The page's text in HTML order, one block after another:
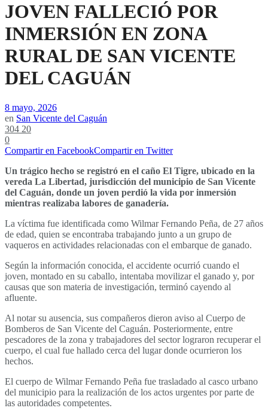
JOVEN FALLECIÓ POR
INMERSIÓN EN ZONA
RURAL DE SAN VICENTE
DEL CAGUÁN
8 mayo, 2026
en San Vicente del Caguán
304 20
0
Compartir en FacebookCompartir en Twitter
Un trágico hecho se registró en el caño El Tigre, ubicado en la
vereda La Libertad, jurisdicción del municipio de San Vicente
del Caguán, donde un joven perdió la vida por inmersión
mientras realizaba labores de ganadería.
La víctima fue identificada como Wilmar Fernando Peña, de 27 años
de edad, quien se encontraba trabajando junto a un grupo de
vaqueros en actividades relacionadas con el embarque de ganado.
Según la información conocida, el accidente ocurrió cuando el
joven, montado en su caballo, intentaba movilizar el ganado y, por
causas que son materia de investigación, terminó cayendo al
afluente.
Al notar su ausencia, sus compañeros dieron aviso al Cuerpo de
Bomberos de San Vicente del Caguán. Posteriormente, entre
pescadores de la zona y trabajadores del sector lograron recuperar el
cuerpo, el cual fue hallado cerca del lugar donde ocurrieron los
hechos.
El cuerpo de Wilmar Fernando Peña fue trasladado al casco urbano
del municipio para la realización de los actos urgentes por parte de
las autoridades competentes.